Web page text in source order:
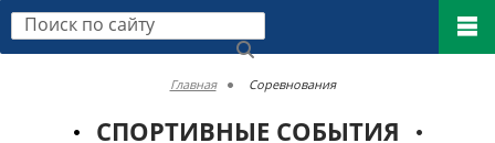
Поиск по сайту
Главная Соревнования
СПОРТИВНЫЕ СОБЫТИЯ